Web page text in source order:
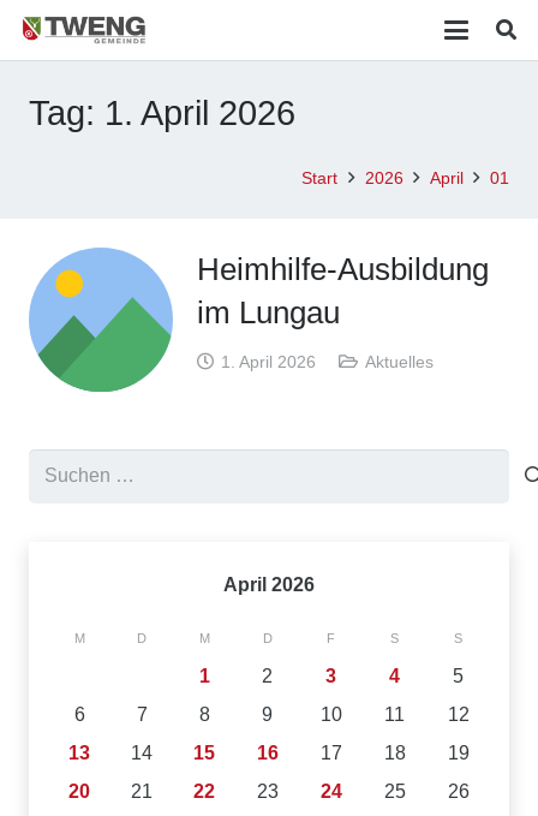
Tag: 1. April 2026
Start 2026 April 01
Heimhilfe-Ausbildung
im Lungau
1. April 2026 Aktuelles
April 2026
M D M D F S S
1 2 3 4
5
6
7 8 9 10 11
12
13
14 15 16 17 18
19
20
21 22 23 24 25
26